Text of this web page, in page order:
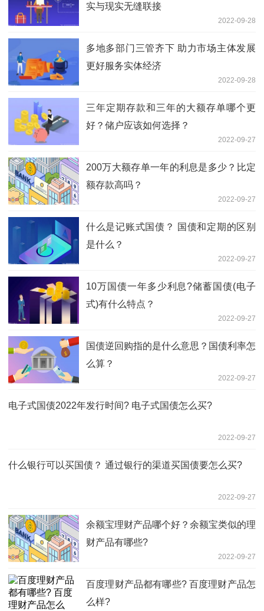
实与现实无缝联接
2022-09-28
多地多部门三管齐下 助力市场主体发展
更好服务实体经济
2022-09-28
三年定期存款和三年的大额存单哪个更
好？储户应该如何选择？
2022-09-27
200万大额存单一年的利息是多少？比定
额存款高吗？
2022-09-27
什么是记账式国债？ 国债和定期的区别
是什么？
2022-09-27
10万国债一年多少利息?储蓄国债(电子
式)有什么特点？
2022-09-27
国债逆回购指的是什么意思？国债利率怎
么算？
2022-09-27
电子式国债2022年发行时间? 电子式国债怎么买?
2022-09-27
什么银行可以买国债？ 通过银行的渠道买国债要怎么买?
2022-09-27
余额宝理财产品哪个好？余额宝类似的理
财产品有哪些?
2022-09-27
百度理财产品都有哪些? 百度理财产品怎
么样?